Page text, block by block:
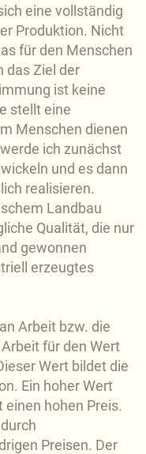
eine vollständig
Produktion. Nicht
für den Menschen
das Ziel der
ist keine
stellt eine
Menschen dienen
ich zunächst
und es dann
realisieren.
Landbau
Qualität, die nur
gewonnen
erzeugtes
Arbeit bzw. die
für den Wert
Wert bildet die
Ein hoher Wert
hohen Preis.
Preisen. Der